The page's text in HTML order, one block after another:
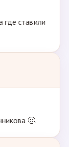
где ставили
🙂.